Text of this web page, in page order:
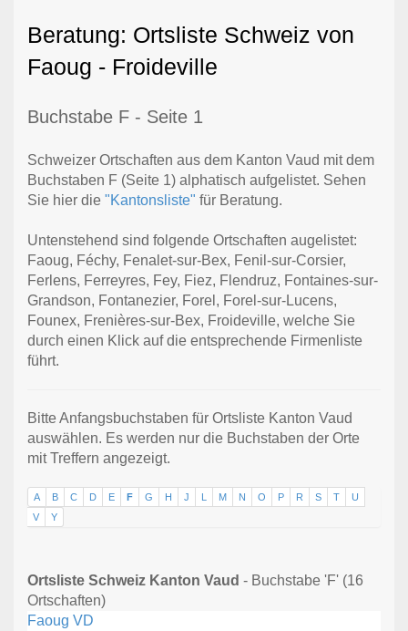
Beratung: Ortsliste Schweiz von
Faoug - Froideville
Buchstabe F - Seite 1
Schweizer Ortschaften aus dem Kanton Vaud mit dem
Buchstaben F (Seite 1) alphatisch aufgelistet. Sehen
Sie hier die "Kantonsliste" für Beratung.
Untenstehend sind folgende Ortschaften augelistet:
Faoug, Féchy, Fenalet-sur-Bex, Fenil-sur-Corsier,
Ferlens, Ferreyres, Fey, Fiez, Flendruz, Fontaines-sur-
Grandson, Fontanezier, Forel, Forel-sur-Lucens,
Founex, Frenières-sur-Bex, Froideville, welche Sie
durch einen Klick auf die entsprechende Firmenliste
führt.
Bitte Anfangsbuchstaben für Ortsliste Kanton Vaud
auswählen. Es werden nur die Buchstaben der Orte
mit Treffern angezeigt.
A B C D E F G H J L M N O P R S T
U
V
Y
Ortsliste Schweiz Kanton Vaud - Buchstabe 'F' (16
Ortschaften)
Faoug VD